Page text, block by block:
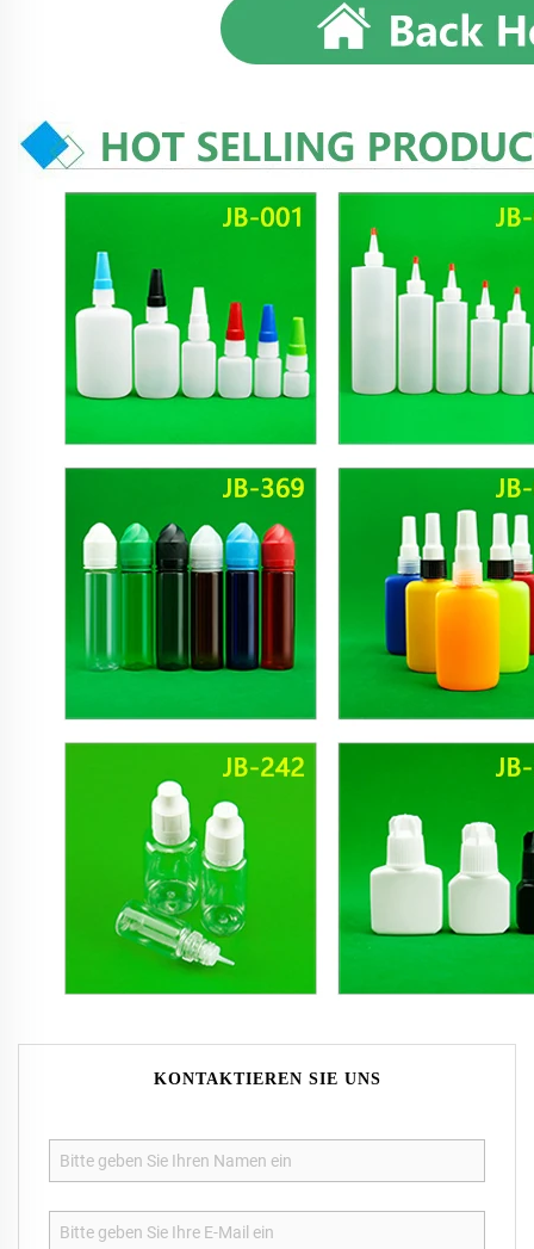
KONTAKTIEREN SIE UNS